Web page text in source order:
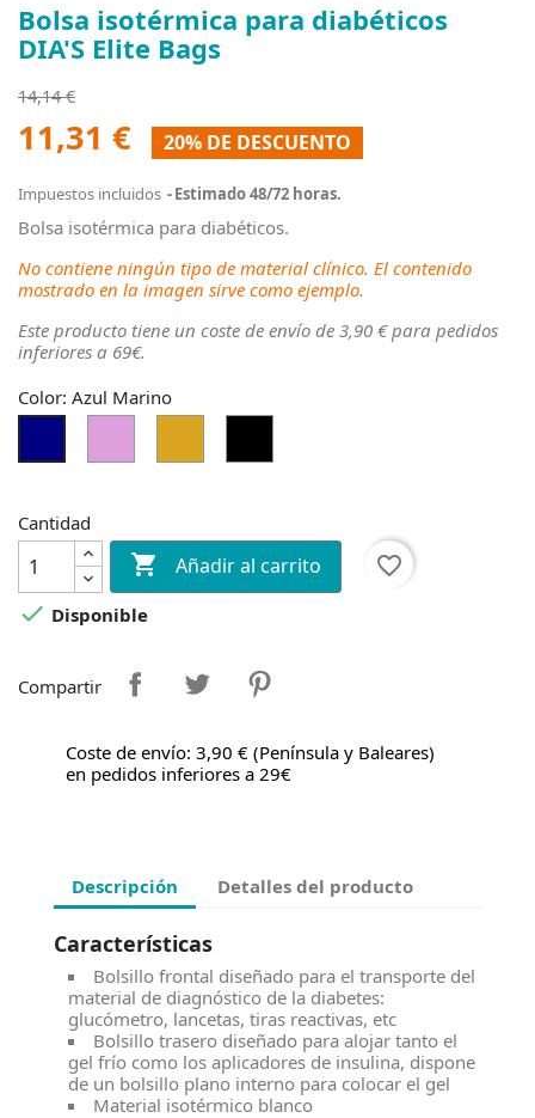
Bolsa isotérmica para diabéticos
DIA'S Elite Bags
14,14 €
11,31 € 20% DE DESCUENTO
Impuestos incluidos Estimado 48/72 horas.
Bolsa isotérmica para diabéticos.
No contiene ningún tipo de material clínico. El contenido
mostrado en la imagen sirve como ejemplo.
Este producto tiene un coste de envío de 3,90 € para pedidos
inferiores a 69€.
Color: Azul Marino
Cantidad
 Añadir al carrito
favorite_border
 Disponible
Compartir
Coste de envío: 3,90 € (Península y Baleares)
en pedidos inferiores a 29€
Descripción Detalles del producto
Características
Bolsillo frontal diseñado para el transporte del
material de diagnóstico de la diabetes:
glucómetro, lancetas, tiras reactivas, etc
Bolsillo trasero diseñado para alojar tanto el
gel frío como los aplicadores de insulina, dispone
de un bolsillo plano interno para colocar el gel
Material isotérmico blanco